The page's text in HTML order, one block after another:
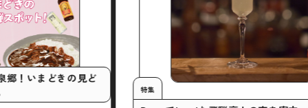
！
温泉郷！いまどきの見ど
ド。